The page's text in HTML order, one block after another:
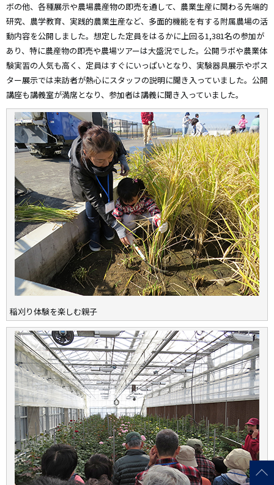
ボの他、各種展示や農場農産物の即売を通して、農業生産に関わる先端的
研究、農学教育、実践的農業生産など、多面的機能を有する附属農場の活
動内容を公開しました。想定した定員をはるかに上回る1,381名の参加が
あり、特に農産物の即売や農場ツアーは大盛況でした。公開ラボや農業体
験実習の人気も高く、定員はすぐにいっぱいとなり、実験器具展示やポス
ター展示では来訪者が熱心にスタッフの説明に聞き入っていました。公開
講座も講義室が満席となり、参加者は講義に聞き入っていました。
稲刈り体験を楽しむ親子